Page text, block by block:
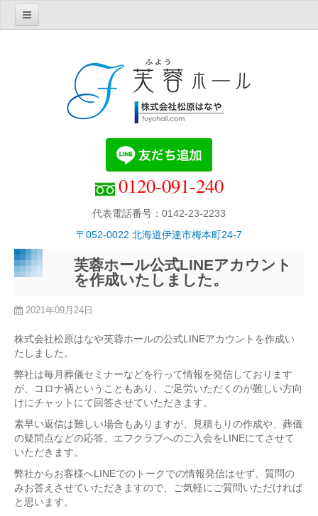
0120-091-240
代表電話番号：0142-23-2233
〒052-0022 北海道伊達市梅本町24-7
芙蓉ホール紹介
芙蓉ホールの理念・概要
芙蓉ホールでの葬儀
芙蓉ホール別館・胡蝶
２階・中規模葬用ホール
お知らせ
葬儀について
葬儀セミナーご案内
取扱商品
供物
スタンド花
アレンジメントフラワー
台付籠・手籠
座布団
芙蓉ホール公式LINEアカウント
を作成いたしました。
2021年09月24日
株式会社松原はなや芙蓉ホールの公式LINEアカウントを作成い
たしました。
弊社は毎月葬儀セミナーなどを行って情報を発信しております
が、コロナ禍ということもあり、ご足労いただくのが難しい方向
けにチャットにて回答させていただきます。
素早い返信は難しい場合もありますが、見積もりの作成や、葬儀
の疑問点などの応答、エフクラブへのご入会をLINEにてさせて
いただきます。
弊社からお客様へLINEでのトークでの情報発信はせず、質問の
みお答えさせていただきますので、ご気軽にご質問いただければ
と思います。